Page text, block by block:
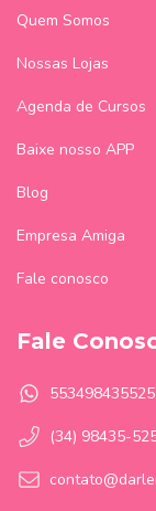
Quem Somos
Nossas Lojas
Agenda de Cursos
Baixe nosso APP
Blog
Empresa Amiga
Fale conosco
Fale
(34) 98435-